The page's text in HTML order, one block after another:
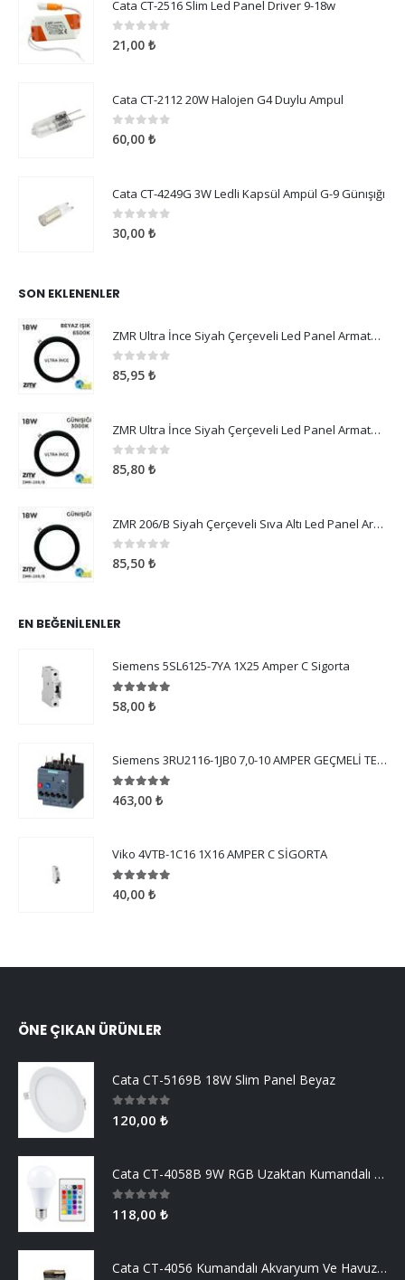
Cata CT-2516 Slim Led Panel Driver 9-18w
05 üzerinden
21,00 ₺
Cata CT-2112 20W Halojen G4 Duylu Ampul
05 üzerinden
60,00 ₺
Cata CT-4249G 3W Ledli Kapsül Ampül G-9 Günışığı
05 üzerinden
30,00 ₺
SON EKLENENLER
ZMR Ultra İnce Siyah Çerçeveli Led Panel Armatür 18W Beyaz Işık
05 üzerinden
85,95 ₺
ZMR Ultra İnce Siyah Çerçeveli Led Panel Armatür 18W Günışığı
05 üzerinden
85,80 ₺
ZMR 206/B Siyah Çerçeveli Sıva Altı Led Panel Armatür 18W Günışığı
05 üzerinden
85,50 ₺
EN BEĞENILENLER
Siemens 5SL6125-7YA 1X25 Amper C Sigorta
5.005 üzerinden
58,00 ₺
Siemens 3RU2116-1JB0 7,0-10 AMPER GEÇMELİ TERMİK ROLE
5.005 üzerinden
463,00 ₺
Viko 4VTB-1C16 1X16 AMPER C SİGORTA
5.005 üzerinden
40,00 ₺
ÖNE ÇIKAN ÜRÜNLER
Cata CT-5169B 18W Slim Panel Beyaz
0 5 üzerinden
120,00 ₺
Cata CT-4058B 9W RGB Uzaktan Kumandalı Led Ampul Beyaz Işık
0 5 üzerinden
118,00 ₺
Cata CT-4056 Kumandalı Akvaryum Ve Havuz Aydınlatma